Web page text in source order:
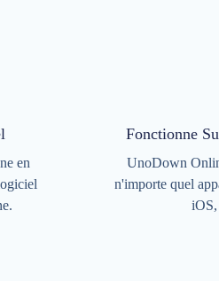
en
Fonctionne
UnoDown
n'importe quel